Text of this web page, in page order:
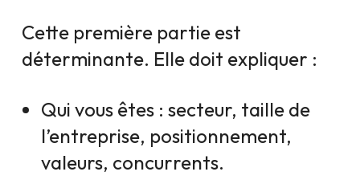
Cette première partie est
déterminante. Elle doit expliquer :
Qui vous êtes : secteur, taille de
l’entreprise, positionnement,
valeurs, concurrents.